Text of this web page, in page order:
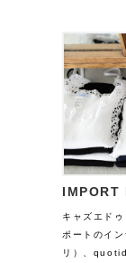
IMPORT
キャズエド
ポートのイ
リ）、